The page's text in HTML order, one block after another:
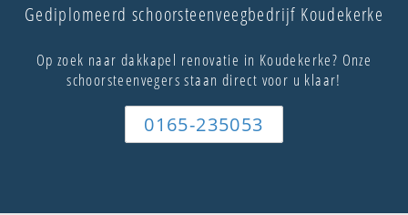
Gediplomeerd schoorsteenveegbedrijf Koudekerke
Op zoek naar dakkapel renovatie in Koudekerke? Onze
schoorsteenvegers staan direct voor u klaar!
0165-235053